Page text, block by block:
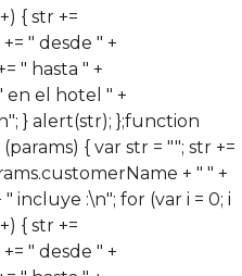
{ str +=
" desde " +
" hasta " +
en el hotel " +
} alert(str); };function
{ var str = ""; str +=
+ " " +
incluye :\n"; for (var i = 0; i
{ str +=
" desde " +